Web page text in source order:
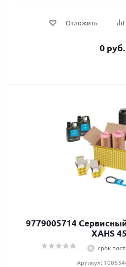
Отложить
0 руб.
9779005714
XAHS
срок
Артикул: